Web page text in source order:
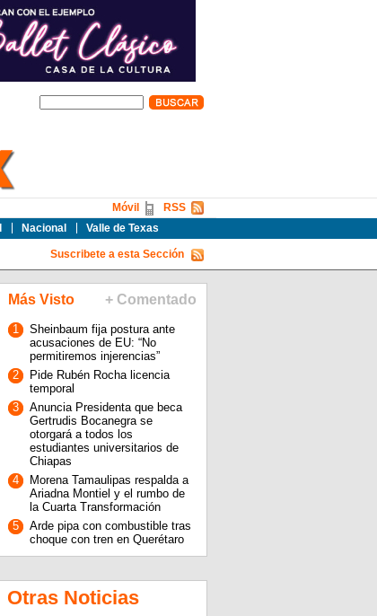
Nacional Valle de Texas
RSS
Móvil
Suscribete a esta Sección
Más Visto + Comentado
1
Sheinbaum fija postura ante
acusaciones de EU: “No
permitiremos injerencias”
2
Pide Rubén Rocha licencia
temporal
3
Anuncia Presidenta que beca
Gertrudis Bocanegra se
otorgará a todos los
estudiantes universitarios de
Chiapas
4
Morena Tamaulipas respalda a
Ariadna Montiel y el rumbo de
la Cuarta Transformación
5
Arde pipa con combustible tras
choque con tren en Querétaro
Otras Noticias